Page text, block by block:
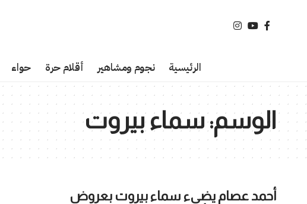
الرئيسية نجوم ومشاهير أقلام حرة حواء
الوسم:سماء بيروت
أحمد عصام يضيء سماء بيروت بعروض